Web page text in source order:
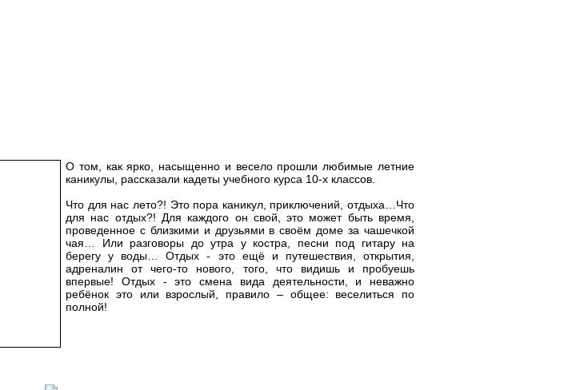
О том, как ярко, насыщенно и весело прошли любимые летние
каникулы, рассказали кадеты учебного курса 10-х классов.
Что для нас лето?! Это пора каникул, приключений, отдыха…Что
для нас отдых?! Для каждого он свой, это может быть время,
проведенное с близкими и друзьями в своём доме за чашечкой
чая… Или разговоры до утра у костра, песни под гитару на
берегу у воды… Отдых - это ещё и путешествия, открытия,
адреналин от чего-то нового, того, что видишь и пробуешь
впервые! Отдых - это смена вида деятельности, и неважно
ребёнок это или взрослый, правило – общее: веселиться по
полной!